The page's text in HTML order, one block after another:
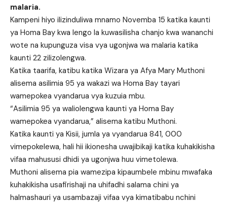
malaria.
Kampeni hiyo ilizinduliwa mnamo Novemba 15 katika kaunti
ya Homa Bay kwa lengo la kuwasilisha chanjo kwa wananchi
wote na kupunguza visa vya ugonjwa wa malaria katika
kaunti 22 zilizolengwa.
Katika taarifa, katibu katika Wizara ya Afya Mary Muthoni
alisema asilimia 95 ya wakazi wa Homa Bay tayari
wamepokea vyandarua vya kuzuia mbu.
“Asilimia 95 ya waliolengwa kaunti ya Homa Bay
wamepokea vyandarua,” alisema katibu Muthoni.
Katika kaunti ya Kisii, jumla ya vyandarua 841, 000
vimepokelewa, hali hii ikionesha uwajibikaji katika kuhakikisha
vifaa mahususi dhidi ya ugonjwa huu vimetolewa.
Muthoni alisema pia wamezipa kipaumbele mbinu mwafaka
kuhakikisha usafirishaji na uhifadhi salama chini ya
halmashauri ya usambazaji vifaa vya kimatibabu nchini